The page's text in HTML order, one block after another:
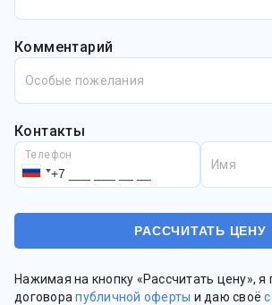
Комментарий
Особые пожелания
Контакты
Телефон
Имя
Нажимая на кнопку «Рассчитать цену»,
договорапубличной оферты и даю своё